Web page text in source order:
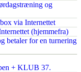
og
via Internettet
(hjemmefra)
betaler for en turnering
+ KLUB 37.